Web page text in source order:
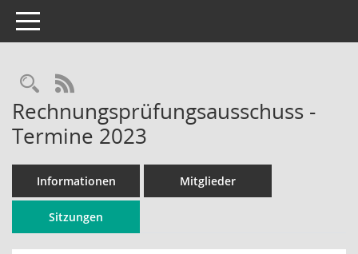
Toggle navigation
Rechercheauswahl
RSS-Feed
Rechnungsprüfungsausschuss -
Termine 2023
Informationen Mitglieder
Sitzungen